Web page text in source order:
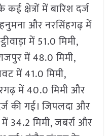
क्षेत्रों में बारिश दर्ज
और नरसिंहगढ़ में
में 51.0 मिमी,
में 48.0 मिमी,
में 41.0 मिमी,
में 40.0 मिमी और
की गई। जिपलदा और
मिमी, जबर्रा और